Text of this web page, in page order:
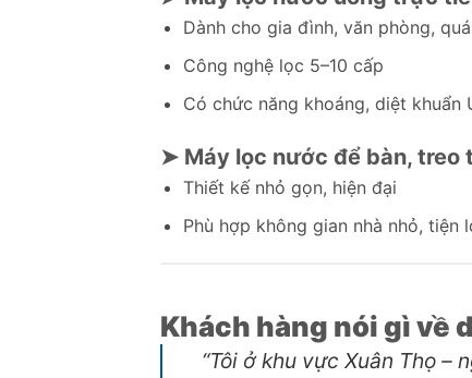
Dành cho gia đình, văn phòng,
Công nghệ lọc 5–10 cấp
Có chức năng khoáng, diệt khuẩn
➤ Máy lọc nước để bàn, treo
Thiết kế nhỏ gọn, hiện đại
Phù hợp không gian nhà nhỏ, tiện
Khách hàng nói gì về
“Tôi ở khu vực Xuân Thọ –